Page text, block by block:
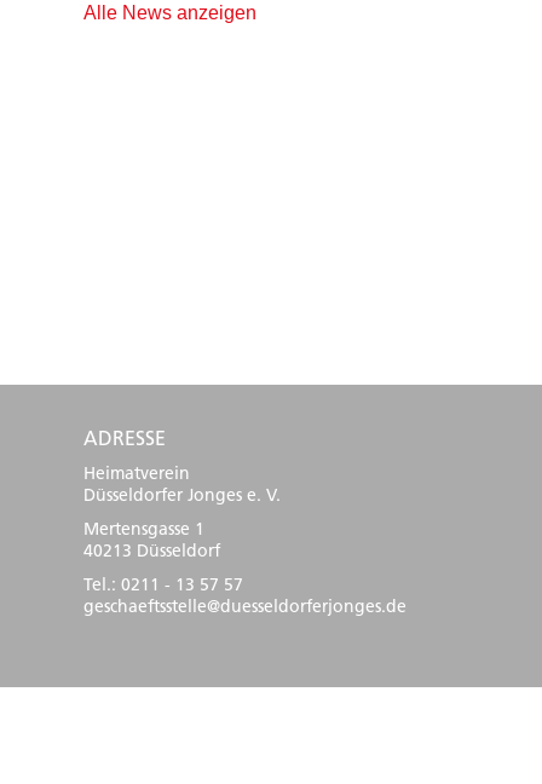
Alle News anzeigen
ADRESSE
Heimatverein
Düsseldorfer Jonges e. V.
Mertensgasse 1
40213 Düsseldorf
Tel.: 0211 - 13 57 57
geschaeftsstelle@duesseldorferjonges.de